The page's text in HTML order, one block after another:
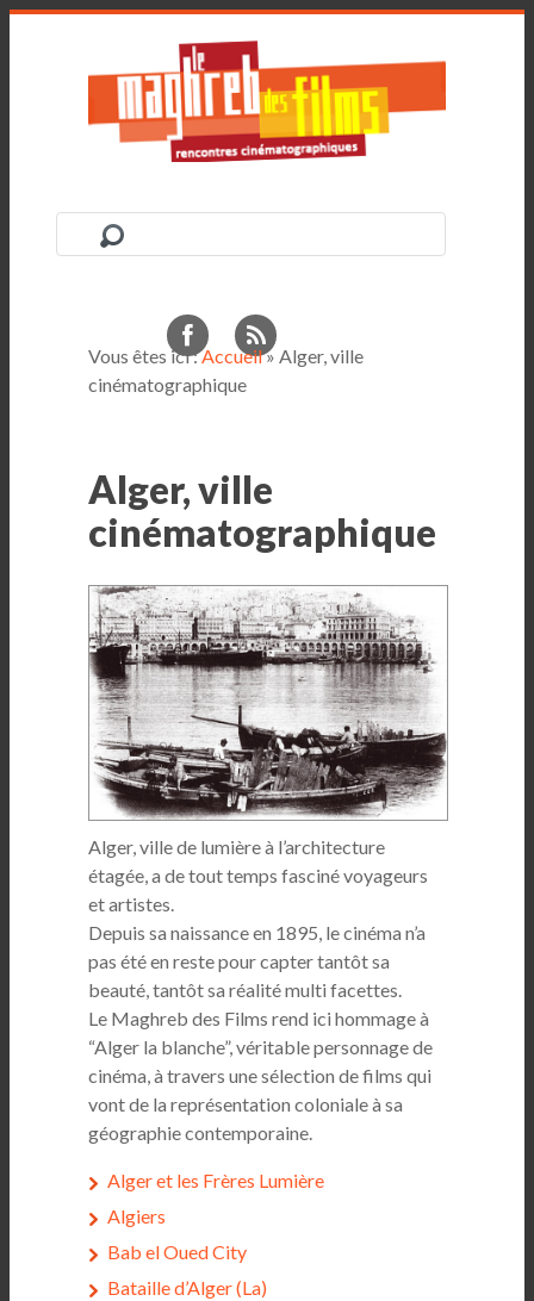
Vous êtes ici :Accueil» Alger, ville
cinématographique
Alger, ville
cinématographique
Alger, ville de lumière à l’architecture
étagée, a de tout temps fasciné voyageurs
et artistes.
Depuis sa naissance en 1895, le cinéma n’a
pas été en reste pour capter tantôt sa
beauté, tantôt sa réalité multi facettes.
Le Maghreb des Films rend ici hommage à
“Alger la blanche”, véritable personnage de
cinéma, à travers une sélection de films qui
vont de la représentation coloniale à sa
géographie contemporaine.
Alger et les Frères Lumière
Algiers
Bab el Oued City
Bataille d’Alger (La)